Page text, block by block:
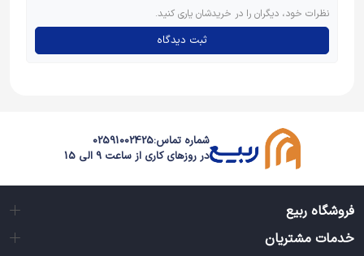
نظرات خود، دیگران را در خریدشان یاری کنید.
ثبت دیدگاه
شماره تماس:02591002425
در روزهای کاری از ساعت 9 الی 15
فروشگاه ربیع
خدمات مشتریان